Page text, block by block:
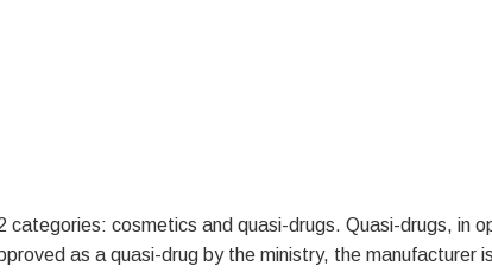
cosmetics and quasi-drugs. Quasi-drugs, in
as a quasi-drug by the ministry, the manufacturer